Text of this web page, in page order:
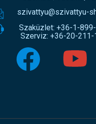
szivattyu@szivattyu-
Szaküzlet: +36-1-
Szerviz: +36-20-211-